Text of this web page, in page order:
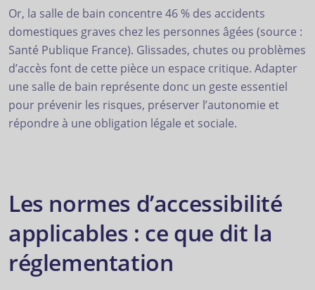
Or, la salle de bain concentre 46 % des accidents
domestiques graves chez les personnes âgées (source :
Santé Publique France). Glissades, chutes ou problèmes
d’accès font de cette pièce un espace critique. Adapter
une salle de bain représente donc un geste essentiel
pour prévenir les risques, préserver l’autonomie et
répondre à une obligation légale et sociale.
Les normes d’accessibilité
applicables : ce que dit la
réglementation